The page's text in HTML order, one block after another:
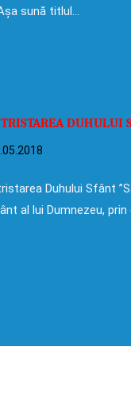
sună titlul…
DUHULUI
Duhului Sfânt
al lui Dumnezeu, prin